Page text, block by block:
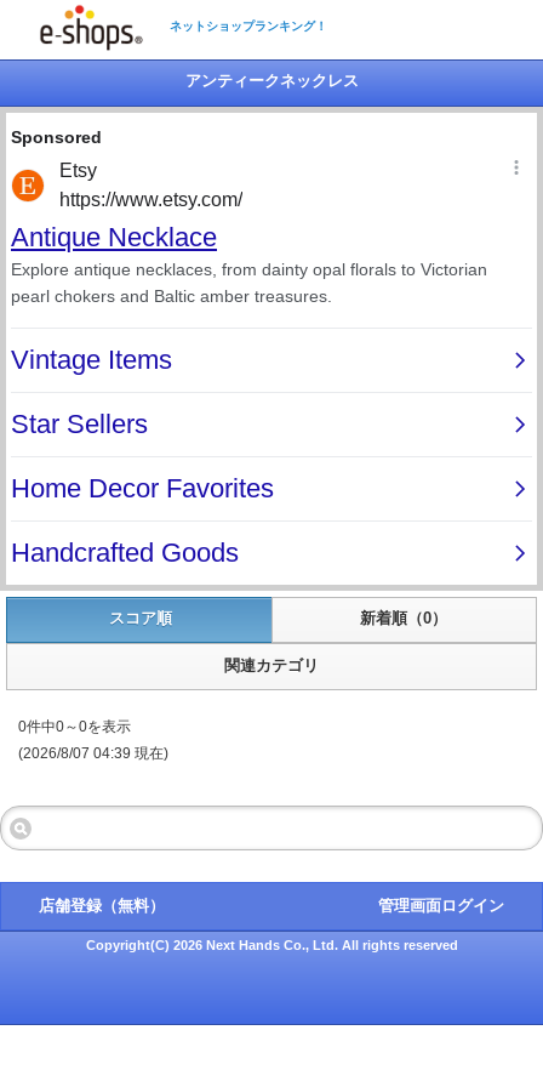
ネットショップランキング！
アンティークネックレス
スコア順 新着順（0）
関連カテゴリ
0件中0～0を表示
(2026/8/07 04:39 現在)
店舗登録（無料） 管理画面ログイン
Copyright(C) 2026 Next Hands Co., Ltd. All rights reserved